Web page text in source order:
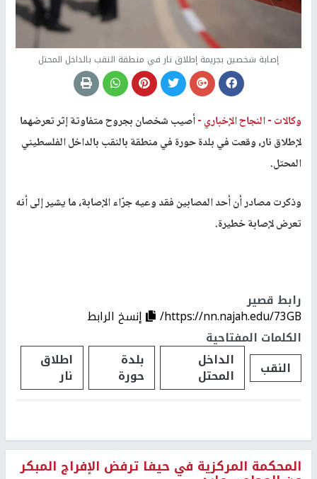
إصابة شخصين بجريمة إطلاق نار في منطقة النقب بالداخل المحتل
وكالات -النجاح الإخباري -أصيب شخصان بجروح متفاوتة إثر تعرضهما
لإطلاق نار، وقعت في بلدة حورة في منطقة بالنقب بالداخل الفلسطيني
المحتل.
وذكرت مصادر أن أحد المصابين فقد وعيه جرّاء الإصابة، ما يشير إلى أنه
تعرض لإصابة خطيرة.
رابط قصير
https://nn.najah.edu/73GB/
إنسخ الرابط
الكلمات المفتاحية
النقب
الداخل
المحتل
بلدة
حورة
اطلاق
نار
المحكمة المركزية في حيفا ترفض الإفراج المبكر